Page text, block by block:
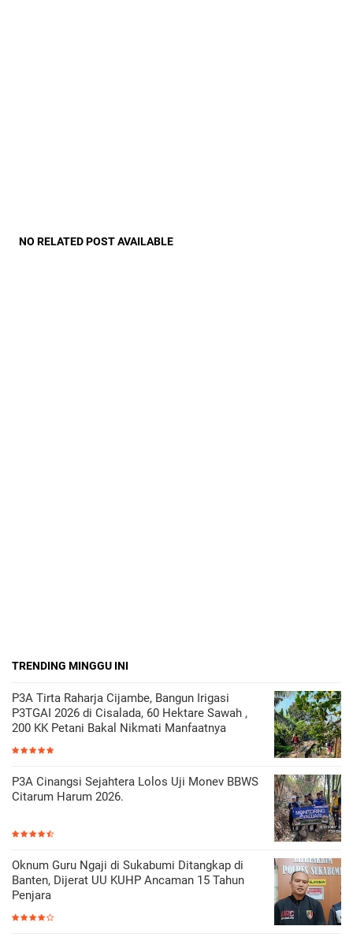
NO RELATED POST AVAILABLE
TRENDING MINGGU INI
P3A Tirta Raharja Cijambe, Bangun Irigasi
P3TGAI 2026 di Cisalada, 60 Hektare Sawah ,
200 KK Petani Bakal Nikmati Manfaatnya
P3A Cinangsi Sejahtera Lolos Uji Monev BBWS
Citarum Harum 2026.
Oknum Guru Ngaji di Sukabumi Ditangkap di
Banten, Dijerat UU KUHP Ancaman 15 Tahun
Penjara